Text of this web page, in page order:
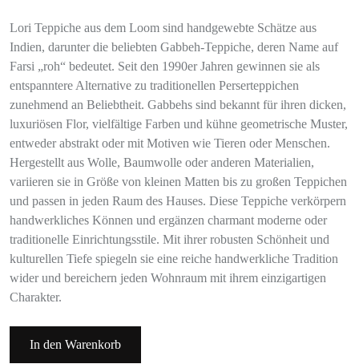
Lori Teppiche aus dem Loom sind handgewebte Schätze aus
Indien, darunter die beliebten Gabbeh-Teppiche, deren Name auf
Farsi „roh“ bedeutet. Seit den 1990er Jahren gewinnen sie als
entspanntere Alternative zu traditionellen Perserteppichen
zunehmend an Beliebtheit. Gabbehs sind bekannt für ihren dicken,
luxuriösen Flor, vielfältige Farben und kühne geometrische Muster,
entweder abstrakt oder mit Motiven wie Tieren oder Menschen.
Hergestellt aus Wolle, Baumwolle oder anderen Materialien,
variieren sie in Größe von kleinen Matten bis zu großen Teppichen
und passen in jeden Raum des Hauses. Diese Teppiche verkörpern
handwerkliches Können und ergänzen charmant moderne oder
traditionelle Einrichtungsstile. Mit ihrer robusten Schönheit und
kulturellen Tiefe spiegeln sie eine reiche handwerkliche Tradition
wider und bereichern jeden Wohnraum mit ihrem einzigartigen
Charakter.
In den Warenkorb